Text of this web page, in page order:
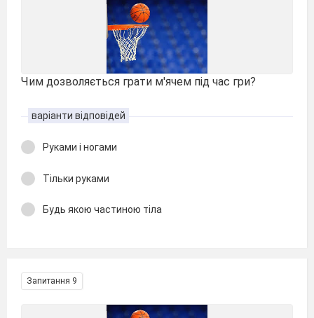
Чим дозволяється грати м'ячем під час гри?
варіанти відповідей
Руками і ногами
Тільки руками
Будь якою частиною тіла
Запитання 9